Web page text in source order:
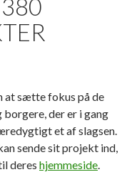
at sætte fokus på de
der er i gang
et af slagsen.
sende sit projekt ind,
deres hjemmeside.